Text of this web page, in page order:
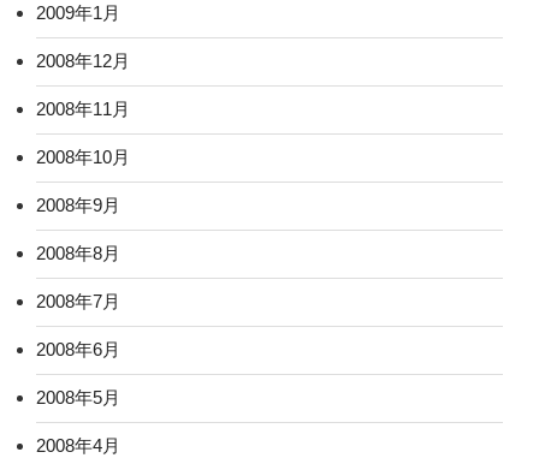
2009年1月
2008年12月
2008年11月
2008年10月
2008年9月
2008年8月
2008年7月
2008年6月
2008年5月
2008年4月